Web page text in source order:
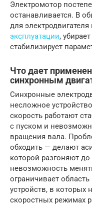
Электромотор
останавливается. В
для
эксплуатации,
стабилизирует
Что дает
синхронным
Синхронные
несложное
скорость работают
с пуском и
вращения вала.
обходить — делают
которой разгоняют
невозможность
ограничивает
устройств, в которых
скоростных режимах